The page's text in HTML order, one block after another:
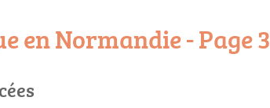
en Normandie - Page 3